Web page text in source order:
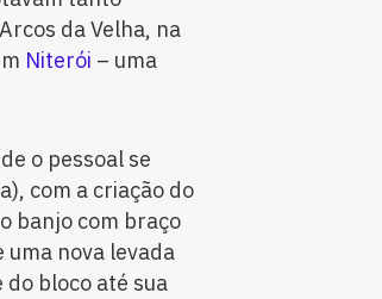
da Velha, na
Niterói – uma
o pessoal se
com a criação do
banjo com braço
nova levada
bloco até sua